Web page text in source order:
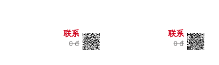
联系
0 đ
联系
0 đ